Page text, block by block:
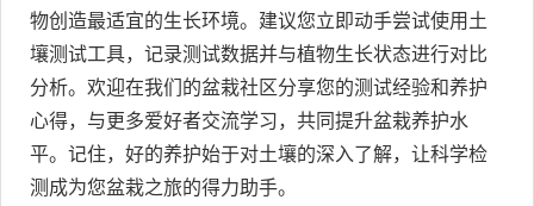
物创造最适宜的生长环境。建议您立即动手尝试使用土
壤测试工具，记录测试数据并与植物生长状态进行对比
分析。欢迎在我们的盆栽社区分享您的测试经验和养护
心得，与更多爱好者交流学习，共同提升盆栽养护水
平。记住，好的养护始于对土壤的深入了解，让科学检
测成为您盆栽之旅的得力助手。